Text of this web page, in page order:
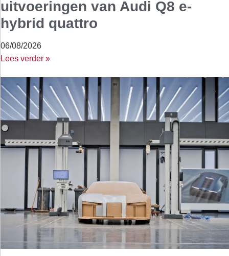
uitvoeringen van Audi Q8 e-
hybrid quattro
06/08/2026
Lees verder »